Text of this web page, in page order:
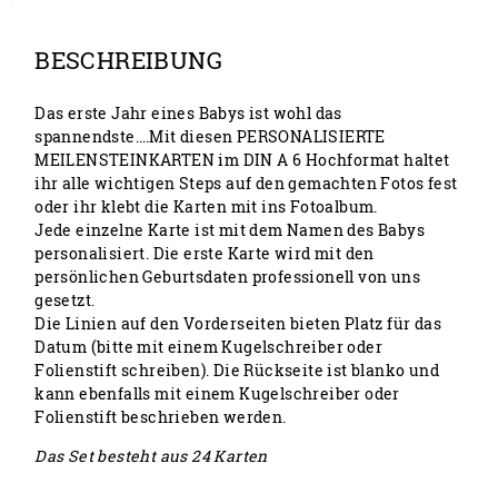
BESCHREIBUNG
Das erste Jahr eines Babys ist wohl das
spannendste….Mit diesen PERSONALISIERTE
MEILENSTEINKARTEN im DIN A 6 Hochformat haltet
ihr alle wichtigen Steps auf den gemachten Fotos fest
oder ihr klebt die Karten mit ins Fotoalbum.
Jede einzelne Karte ist mit dem Namen des Babys
personalisiert. Die erste Karte wird mit den
persönlichen Geburtsdaten professionell von uns
gesetzt.
Die Linien auf den Vorderseiten bieten Platz für das
Datum (bitte mit einem Kugelschreiber oder
Folienstift schreiben). Die Rückseite ist blanko und
kann ebenfalls mit einem Kugelschreiber oder
Folienstift beschrieben werden.
Das Set besteht aus 24 Karten